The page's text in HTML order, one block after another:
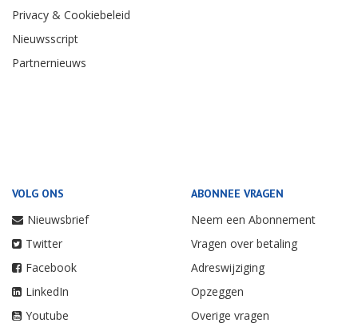
Privacy & Cookiebeleid
Nieuwsscript
Partnernieuws
VOLG ONS
Nieuwsbrief
Twitter
Facebook
LinkedIn
Youtube
ABONNEE VRAGEN
Neem een Abonnement
Vragen over betaling
Adreswijziging
Opzeggen
Overige vragen